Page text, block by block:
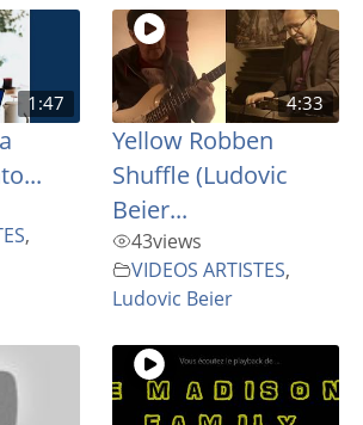
1:47
,
4:33
Yellow Robben
Shuffle (Ludovic
Beier...
43views
VIDEOS ARTISTES,
Ludovic Beier